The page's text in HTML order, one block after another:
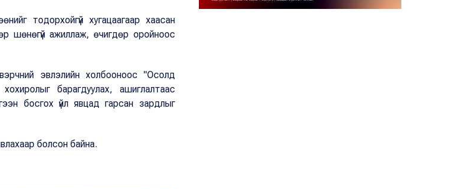
тодорхойгүй хугацаагаар хаасан
шөнөгүй ажиллаж, өчигдөр оройноос
эвлэлийн холбооноос "Осолд
барагдуулах, ашиглалтаас
босгох үйл явцад гарсан зардлыг
болсон байна.